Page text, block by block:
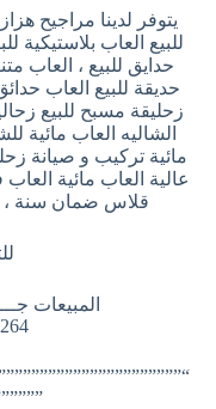
يتوفر لدينا مراجيح
للبيع العاب بلاستيكية
حدايق للبيع ، العاب
حديقة للبيع العاب
زحليقة مسبح للبيع
الشاليه العاب مائية
مائية تركيب و صيانة
عالية العاب مائية العاب
قلاس ضمان سنة ،
المبيعات